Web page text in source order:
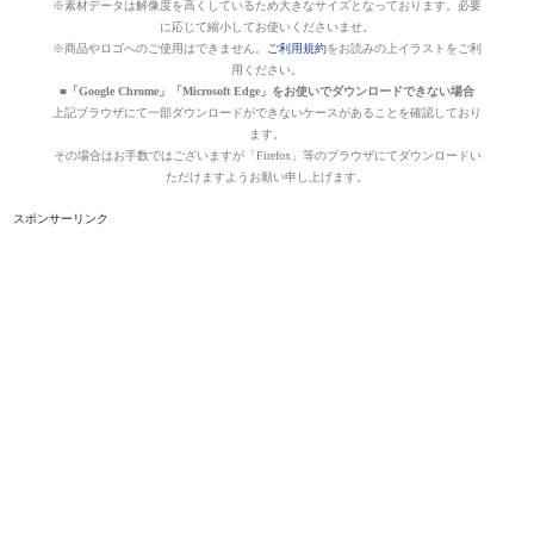
※素材データは解像度を高くしているため大きなサイズとなっております。必要
に応じて縮小してお使いくださいませ。
※商品やロゴへのご使用はできません。
ご利用規約をお読みの上イラストをご利
用ください。
■「Google Chrome」「Microsoft Edge」をお使いでダウンロードできない場合
上記ブラウザにて一部ダウンロードができないケースがあることを確認しており
ます。
その場合はお手数ではございますが「Firefox」等のブラウザにてダウンロードい
ただけますようお願い申し上げます。
スポンサーリンク